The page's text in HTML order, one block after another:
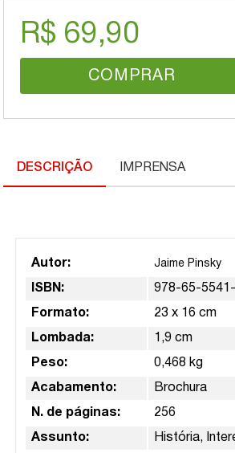
R$ 69,90
COMPRAR
DESCRIÇÃO IMPRENSA
Autor: Jaime Pinsky
ISBN: 978-65-
Formato: 23 x 16 cm
Lombada: 1,9 cm
Peso: 0,468 kg
Acabamento: Brochura
N. de páginas: 256
Assunto: História,